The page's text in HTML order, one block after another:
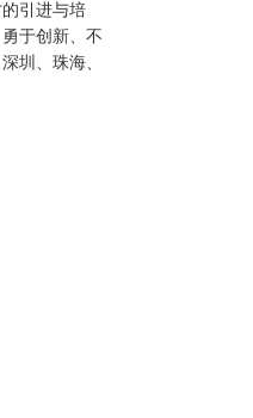
引进与培
于创新、不
圳、珠海、